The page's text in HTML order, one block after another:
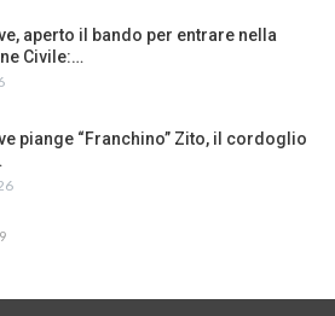
aperto il bando per entrare nella
Civile:…
piange “Franchino” Zito, il cordoglio